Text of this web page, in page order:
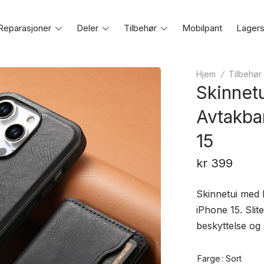
ToggleDeler
ToggleTilbehør
ToggleMobilpant
Hjem / Tilbehør
15
kr399
Skinnetui
iPhone 15.
beskyttelse
Farge : Sort